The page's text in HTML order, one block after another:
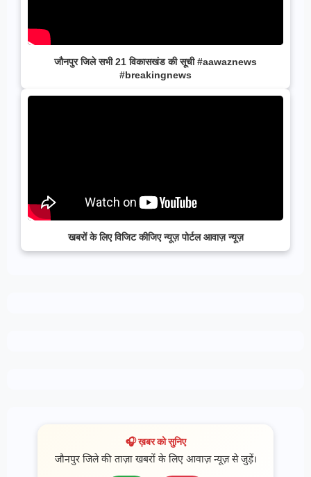
जौनपुर जिले सभी 21 विकासखंड की सूची #aawaznews
#breakingnews
खबरों के लिए विजिट कीजिए न्यूज़ पोर्टल आवाज़ न्यूज़
🎧 ख़बर को सुनिए
जौनपुर जिले की ताज़ा खबरों के लिए आवाज़ न्यूज़ से जुड़ें।